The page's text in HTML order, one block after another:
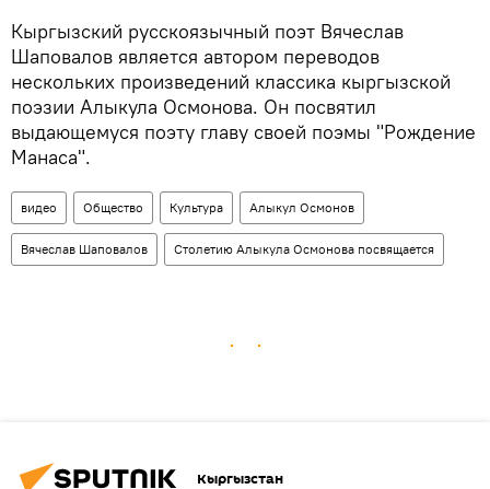
Кыргызский русскоязычный поэт Вячеслав
Шаповалов является автором переводов
нескольких произведений классика кыргызской
поэзии Алыкула Осмонова. Он посвятил
выдающемуся поэту главу своей поэмы "Рождение
Манаса".
видео Общество Культура Алыкул Осмонов
Вячеслав Шаповалов Столетию Алыкула Осмонова посвящается
Кыргызстан